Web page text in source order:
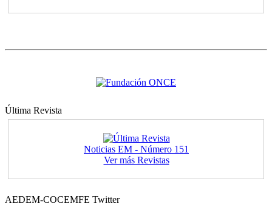
Última Revista
Noticias EM - Número 151
Ver más Revistas
AEDEM-COCEMFE Twitter